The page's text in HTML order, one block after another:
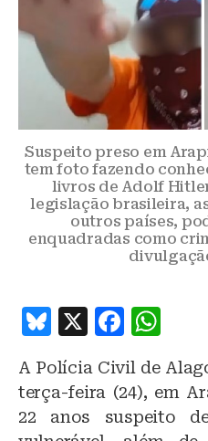
Suspeito preso em
tem foto fazendo
livros de Adolf
legislação brasileira,
outros países,
enquadradas como
B
lu
e
s
X
F
c
e
at
s
A Polícia Civil de
terça-feira (24), em
22 anos suspeito